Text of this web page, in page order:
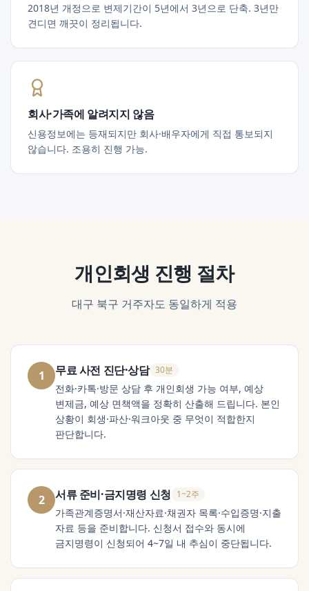
2018년 개정으로 변제기간이 5년에서 3년으로 단축. 3년만
견디면 깨끗이 정리됩니다.
회사·가족에 알려지지 않음
신용정보에는 등재되지만 회사·배우자에게 직접 통보되지
않습니다. 조용히 진행 가능.
개인회생 진행 절차
대구 북구 거주자도 동일하게 적용
1 무료 사전 진단·상담 30분
전화·카톡·방문 상담 후 개인회생 가능 여부, 예상
변제금, 예상 면책액을 정확히 산출해 드립니다. 본인
상황이 회생·파산·워크아웃 중 무엇이 적합한지
판단합니다.
2 서류 준비·금지명령 신청 1~2주
가족관계증명서·재산자료·채권자 목록·수입증명·지출
자료 등을 준비합니다. 신청서 접수와 동시에
금지명령이 신청되어 4~7일 내 추심이 중단됩니다.